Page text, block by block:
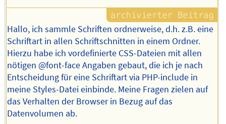
Hallo, ich sammle Schriften ordnerweise, d.h. z.B. eine
Schriftart in allen Schriftschnitten in einem Ordner.
Hierzu habe ich vordefinierte CSS-Dateien mit allen
nötigen @font-face Angaben gebaut, die ich je nach
Entscheidung für eine Schriftart via PHP-include in
meine Styles-Datei einbinde. Meine Fragen zielen auf
das Verhalten der Browser in Bezug auf das
Datenvolumen ab.